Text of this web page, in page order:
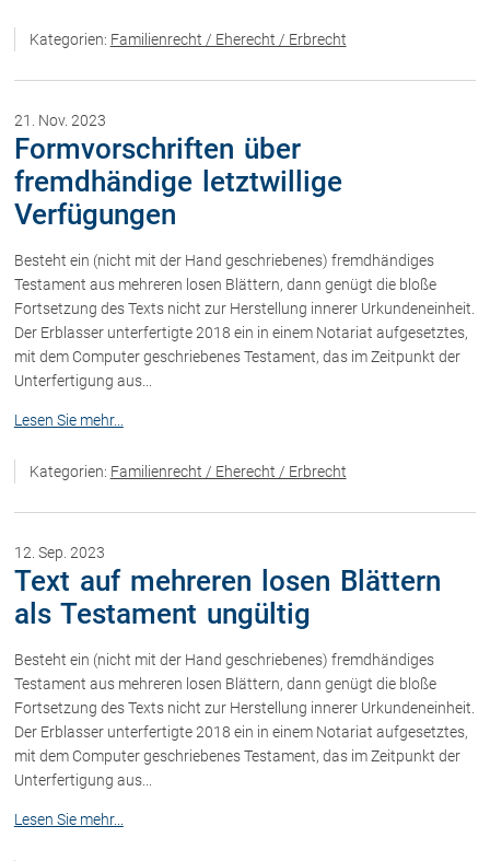
FAQ
Unternehmensnachfolge in der
und Übergabeverträgen
Check dein Recht/Erbrecht
Schenkung von Immobilien
Grundstückkauf
Checkliste: Immobilienertragssteuer
Checkliste: Mietvertrag
Checkliste: GmbH-Gründung
Checkliste: Gewerbeanm. durch jur.
Kontakt
Kategorien: Familienrecht / Eherecht / Erbrecht
21. Nov. 2023
Formvorschriften über
fremdhändige letztwillige
Verfügungen
Besteht ein (nicht mit der Hand geschriebenes) fremdhändiges
Testament aus mehreren losen Blättern, dann genügt die bloße
Fortsetzung des Texts nicht zur Herstellung innerer Urkundeneinheit.
Der Erblasser unterfertigte 2018 ein in einem Notariat aufgesetztes,
mit dem Computer geschriebenes Testament, das im Zeitpunkt der
Unterfertigung aus...
Lesen Sie mehr...
Kategorien: Familienrecht / Eherecht / Erbrecht
12. Sep. 2023
Text auf mehreren losen Blättern
als Testament ungültig
Besteht ein (nicht mit der Hand geschriebenes) fremdhändiges
Testament aus mehreren losen Blättern, dann genügt die bloße
Fortsetzung des Texts nicht zur Herstellung innerer Urkundeneinheit.
Der Erblasser unterfertigte 2018 ein in einem Notariat aufgesetztes,
mit dem Computer geschriebenes Testament, das im Zeitpunkt der
Unterfertigung aus...
Lesen Sie mehr...